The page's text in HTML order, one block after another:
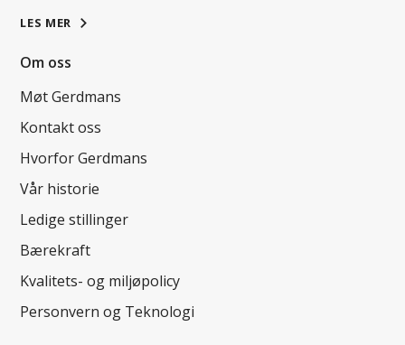
LES MER
Om oss
Møt Gerdmans
Kontakt oss
Hvorfor Gerdmans
Vår historie
Ledige stillinger
Bærekraft
Kvalitets- og miljøpolicy
Personvern og Teknologi